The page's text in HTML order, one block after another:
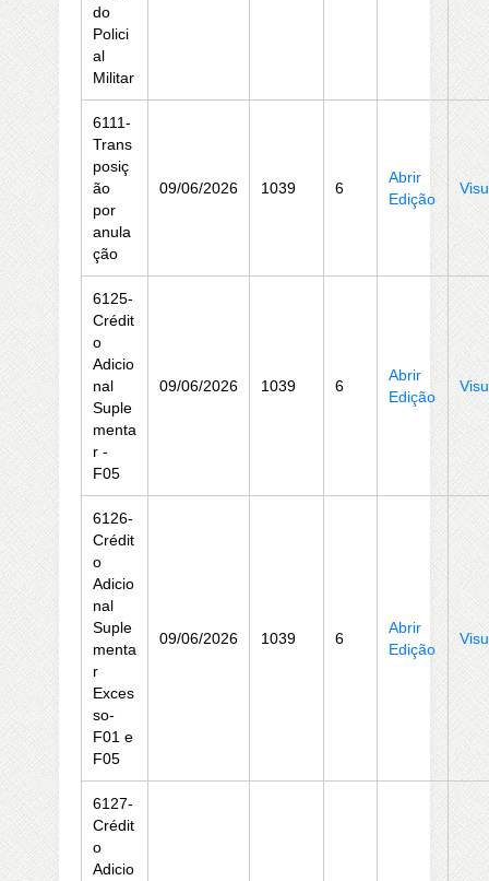
do
Polici
al
Militar
6111-
Trans
posiç
ão
por
anula
ção
09/06/2026 1039 6
Abrir
Edição
6125-
Crédit
o
Adicio
nal
Suple
menta
r -
F05
09/06/2026 1039 6
Abrir
Edição
6126-
Crédit
o
Adicio
nal
Suple
menta
r
Exces
so-
F01 e
F05
09/06/2026 1039 6
Abrir
Edição
6127-
Crédit
o
Adicio